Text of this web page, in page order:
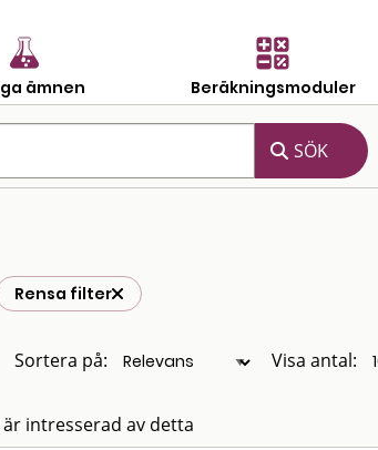
ämnen Beräkningsmoduler
Rensa filter
Sortera på: Visa antal:
intresserad av detta